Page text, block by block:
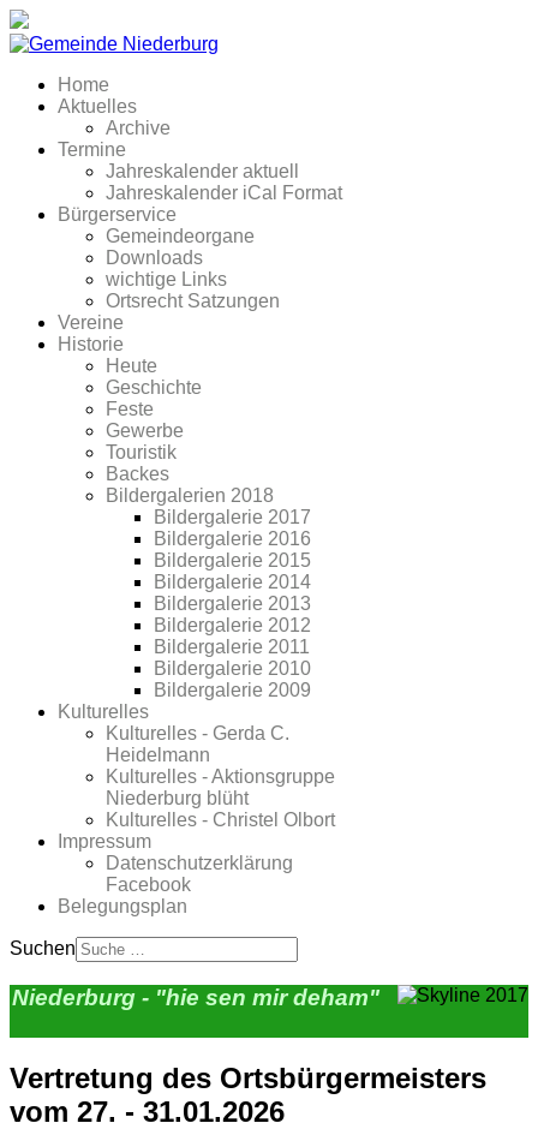
Home
Aktuelles
Archive
Termine
Jahreskalender aktuell
Jahreskalender iCal Format
Bürgerservice
Gemeindeorgane
Downloads
wichtige Links
Ortsrecht Satzungen
Vereine
Historie
Heute
Geschichte
Feste
Gewerbe
Touristik
Backes
Bildergalerien 2018
Bildergalerie 2017
Bildergalerie 2016
Bildergalerie 2015
Bildergalerie 2014
Bildergalerie 2013
Bildergalerie 2012
Bildergalerie 2011
Bildergalerie 2010
Bildergalerie 2009
Kulturelles
Kulturelles - Gerda C.
Heidelmann
Kulturelles - Aktionsgruppe
Niederburg blüht
Kulturelles - Christel Olbort
Impressum
Datenschutzerklärung
Facebook
Belegungsplan
Suchen
Niederburg - "hie sen mir deham"
Vertretung des Ortsbürgermeisters
vom 27. - 31.01.2026